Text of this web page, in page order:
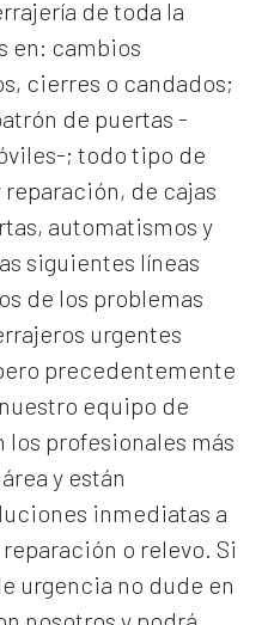
de toda la
en: cambios
cierres o candados;
de puertas -
; todo tipo de
de cajas
automatismos y
siguientes líneas
de los problemas
urgentes
precedentemente
equipo de
profesionales más
y están
inmediatas a
o relevo. Si
urgencia no dude en